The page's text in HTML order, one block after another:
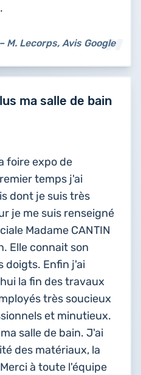
– M. Lecorps, Avis Google
ma salle de bain
foire expo de
temps j'ai
dont je suis très
je me suis renseigné
Madame CANTIN
Elle connait son
doigts. Enfin j'ai
la fin des travaux
très soucieux
et minutieux.
salle de bain. J'ai
des matériaux, la
à toute l'équipe